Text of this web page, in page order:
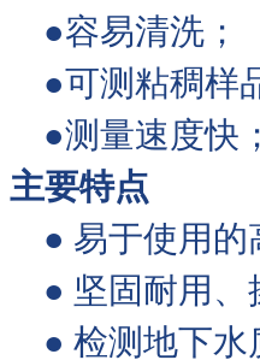
●容易清洗；
●可测粘稠样
●测量速度快；
主要特点
● 易于使用的
● 坚固耐用、
● 检测地下水